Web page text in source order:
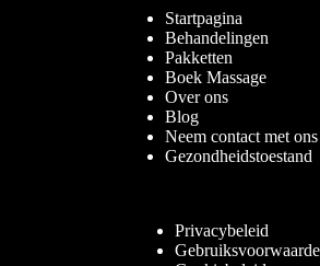
Startpagina
Behandelingen
Pakketten
Boek Massage
Over ons
Blog
Neem contact met
Gezondheidstoestand
Privacybeleid